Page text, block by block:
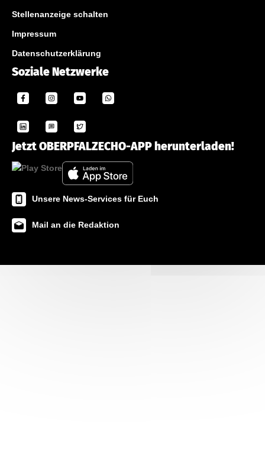
Stellenanzeige schalten
Impressum
Datenschutzerklärung
Soziale Netzwerke
Jetzt OBERPFALZECHO-APP herunterladen!
Unsere News-Services für Euch
Mail an die Redaktion